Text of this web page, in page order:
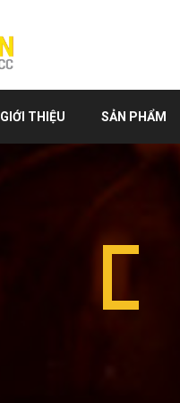
GIỚI THIỆU SẢN PHẨM